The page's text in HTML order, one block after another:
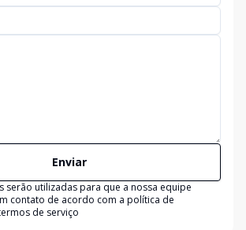
Enviar
serão utilizadas para que a nossa equipe
contato de acordo com a política de
de serviço